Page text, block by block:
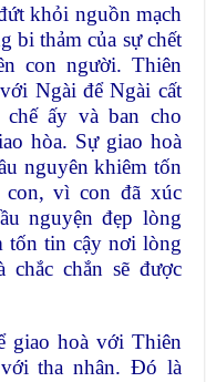
khỏi nguồn mạch
bi thảm của sự chết
con người. Thiên
Ngài để Ngài cất
ấy và ban cho
hòa. Sự giao hoà
nguyên khiêm tốn
vì con đã xúc
nguyện đẹp lòng
tốn tin cậy nơi lòng
chắc chắn sẽ được
giao hoà với Thiên
tha nhân. Đó là